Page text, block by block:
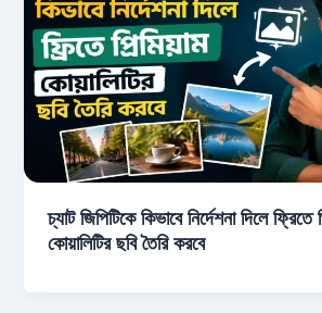
চ্যাট জিপিটিকে কিভাবে নির্দেশনা দিলে ফ্রিতে
কোয়ালিটির ছবি তৈরি করবে